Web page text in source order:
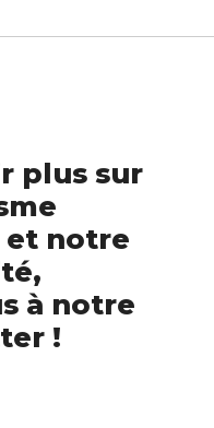
plus sur
et notre
à notre
!